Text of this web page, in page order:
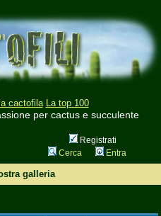
cactofila La top 100
per cactus e succulente
Registrati
Cerca Entra
galleria